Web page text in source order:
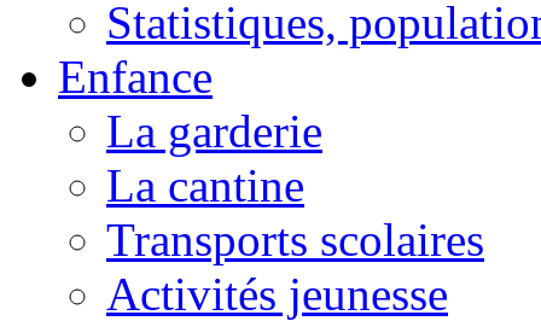
Statistiques,
Enfance
La garderie
La cantine
Transports scolaires
Activités jeunesse